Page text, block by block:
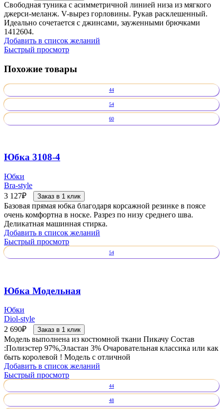
Свободная туника с асимметричной линией низа из мягкого
джерси-меланж. V-вырез горловины. Рукав расклешенный.
Идеально сочетается с джинсами, зауженными брючками
1412604.
Добавить в список желаний
Быстрый просмотр
Похожие товары
44
54
60
Юбка 3108-4
Юбки
Bra-style
3 127₽ Заказ в 1 клик
Базовая прямая юбка благодаря корсажной резинке в поясе
очень комфортна в носке. Разрез по низу среднего шва.
Деликатная машинная стирка.
Добавить в список желаний
Быстрый просмотр
54
Юбка Модельная
Юбки
Diol-style
2 690₽ Заказ в 1 клик
Модель выполнена из костюмной ткани Пикачу Состав
:Полиэстер 97%,Эластан 3% Очаровательная классика или как
быть королевой ! Модель с отличной
Добавить в список желаний
Быстрый просмотр
44
48